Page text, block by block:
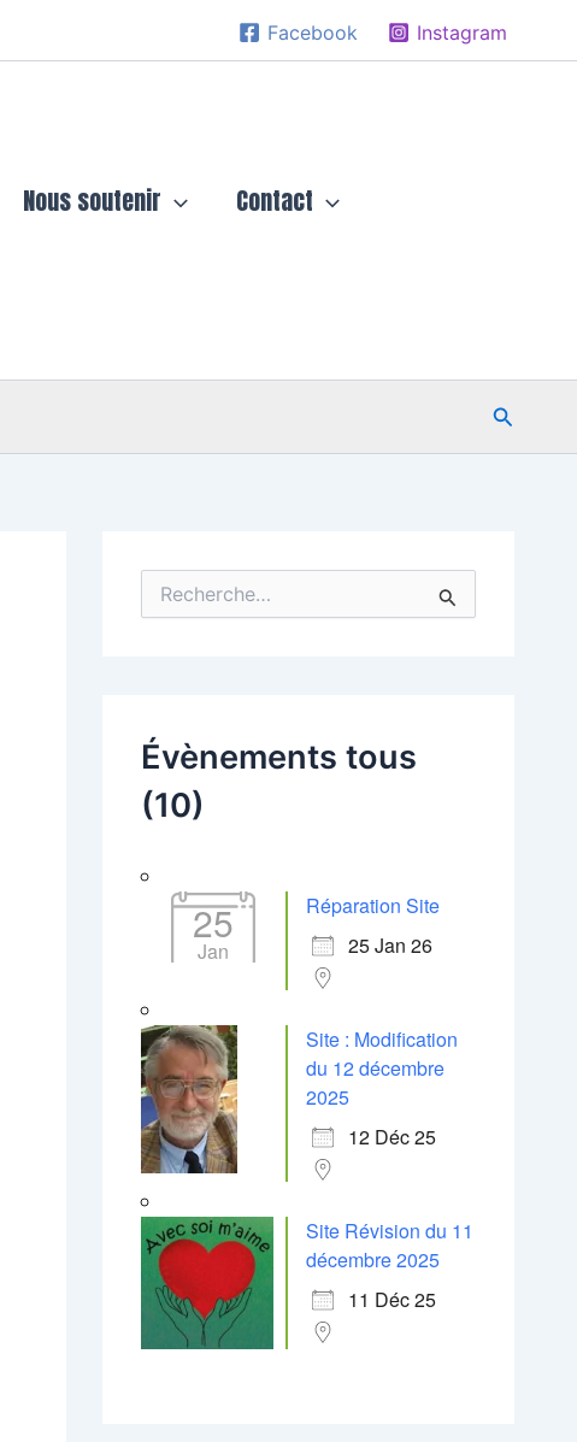
Facebook Instagram
Nous soutenir
Contact
e
h
e
r
Évènements tous
(10)
25
Jan
Réparation Site
25 Jan 26
Site : Modification
du 12 décembre
2025
12 Déc 25
Site Révision du 11
décembre 2025
11 Déc 25